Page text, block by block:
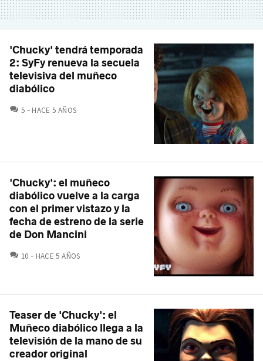
'Chucky' tendrá temporada
2: SyFy renueva la secuela
televisiva del muñeco
diabólico
5 COMENTARIOS
HACE 5 AÑOS
'Chucky': el muñeco
diabólico vuelve a la carga
con el primer vistazo y la
fecha de estreno de la serie
de Don Mancini
10 COMENTARIOS
HACE 5 AÑOS
Teaser de 'Chucky': el
Muñeco diabólico llega a la
televisión de la mano de su
creador original